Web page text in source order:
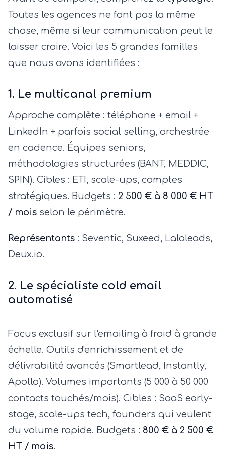
Toutes les agences ne font pas la même
chose, même si leur communication peut le
laisser croire. Voici les 5 grandes familles
que nous avons identifiées :
1. Le multicanal premium
Approche complète : téléphone + email +
LinkedIn + parfois social selling, orchestrée
en cadence. Équipes seniors,
méthodologies structurées (BANT, MEDDIC,
SPIN). Cibles : ETI, scale-ups, comptes
stratégiques. Budgets : 2 500 € à 8 000 € HT
/ mois selon le périmètre.
Représentants : Seventic, Suxeed, Lalaleads,
Deux.io.
2. Le spécialiste cold email
automatisé
Focus exclusif sur l'emailing à froid à grande
échelle. Outils d'enrichissement et de
délivrabilité avancés (Smartlead, Instantly,
Apollo). Volumes importants (5 000 à 50 000
contacts touchés/mois). Cibles : SaaS early-
stage, scale-ups tech, founders qui veulent
du volume rapide. Budgets : 800 € à 2 500 €
HT / mois.